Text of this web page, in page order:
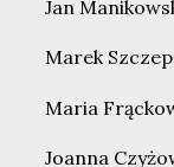
Jan
Marek
Maria
Joanna